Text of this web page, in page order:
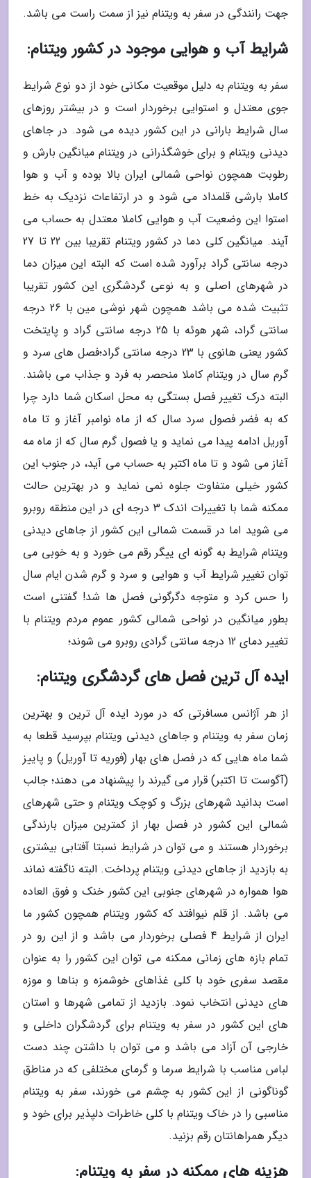
جهت رانندگی در سفر به ویتنام نیز از سمت راست می باشد.
شرایط آب و هوایی موجود در کشور ویتنام:
سفر به ویتنام به دلیل موقعیت مکانی خود از دو نوع شرایط
جوی معتدل و استوایی برخوردار است و در بیشتر روزهای
سال شرایط بارانی در این کشور دیده می شود. در جاهای
دیدنی ویتنام و برای خوشگذرانی در ویتنام میانگین بارش و
رطوبت همچون نواحی شمالی ایران بالا بوده و آب و هوا
کاملا بارشی قلمداد می شود و در ارتفاعات نزدیک به خط
استوا این وضعیت آب و هوایی کاملا معتدل به حساب می
آیند. میانگین کلی دما در کشور ویتنام تقریبا بین 22 تا 27
درجه سانتی گراد برآورد شده است که البته این میزان دما
در شهرهای اصلی و به نوعی گردشگری این کشور تقریبا
تثبیت شده می باشد همچون شهر نوشی مین با 26 درجه
سانتی گراد، شهر هوئه با 25 درجه سانتی گراد و پایتخت
کشور یعنی هانوی با 23 درجه سانتی گراد؛فصل های سرد و
گرم سال در ویتنام کاملا منحصر به فرد و جذاب می باشند.
البته درک تغییر فصل بستگی به محل اسکان شما دارد چرا
که به فضر فصول سرد سال که از ماه نوامبر آغاز و تا ماه
آوریل ادامه پیدا می نماید و یا فصول گرم سال که از ماه مه
آغاز می شود و تا ماه اکتبر به حساب می آید، در جنوب این
کشور خیلی متفاوت جلوه نمی نماید و در بهترین حالت
ممکنه شما با تغییرات اندک 3 درجه ای در این منطقه روبرو
می شوید اما در قسمت شمالی این کشور از جاهای دیدنی
ویتنام شرایط به گونه ای ییگر رقم می خورد و به خوبی می
توان تغییر شرایط آب و هوایی و سرد و گرم شدن ایام سال
را حس کرد و متوجه دگرگونی فصل ها شد! گفتنی است
بطور میانگین در نواحی شمالی کشور عموم مردم ویتنام با
تغییر دمای 12 درجه سانتی گرادی روبرو می شوند؛
ایده آل ترین فصل های گردشگری ویتنام:
از هر آژانس مسافرتی که در مورد ایده آل ترین و بهترین
زمان سفر به ویتنام و جاهای دیدنی ویتنام بپرسید قطعا به
شما ماه هایی که در فصل های بهار (فوریه تا آوریل) و پاییز
(آگوست تا اکتبر) قرار می گیرند را پیشنهاد می دهند؛ جالب
است بدانید شهرهای بزرگ و کوچک ویتنام و حتی شهرهای
شمالی این کشور در فصل بهار از کمترین میزان بارندگی
برخوردار هستند و می توان در شرایط نسبتا آفتابی بیشتری
به بازدید از جاهای دیدنی ویتنام پرداخت. البته ناگفته نماند
هوا همواره در شهرهای جنوبی این کشور خنک و فوق العاده
می باشد. از قلم نیوافتد که کشور ویتنام همچون کشور ما
ایران از شرایط 4 فصلی برخوردار می باشد و از این رو در
تمام بازه های زمانی ممکنه می توان این کشور را به عنوان
مقصد سفری خود با کلی غذاهای خوشمزه و بناها و موزه
های دیدنی انتخاب نمود. بازدید از تمامی شهرها و استان
های این کشور در سفر به ویتنام برای گردشگران داخلی و
خارجی آن آزاد می باشد و می توان با داشتن چند دست
لباس مناسب با شرایط سرما و گرمای مختلفی که در مناطق
گوناگونی از این کشور به چشم می خورند، سفر به ویتنام
مناسبی را در خاک ویتنام با کلی خاطرات دلپذیر برای خود و
دیگر همراهانتان رقم بزنید.
هزینه های ممکنه در سفر به ویتنام: